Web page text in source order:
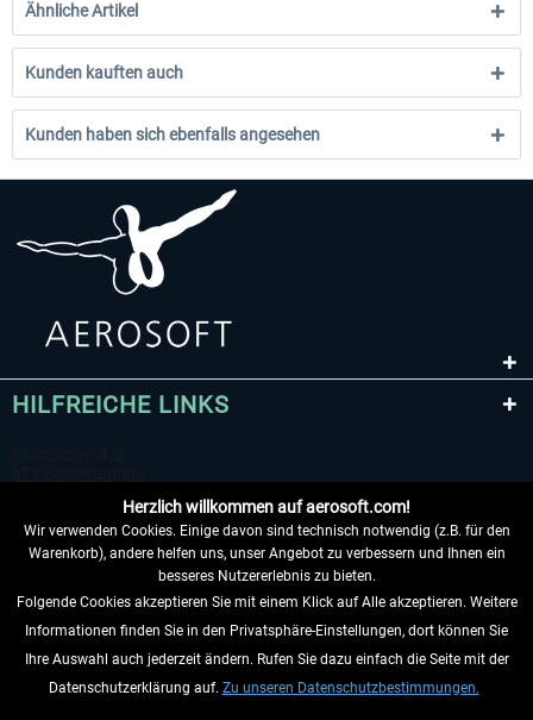
Ähnliche Artikel
Kunden kauften auch
Kunden haben sich ebenfalls angesehen
HILFREICHE LINKS
VERTRAG WIDERRUFEN
INFORMATIONEN
Herzlich willkommen auf aerosoft.com!
Wir verwenden Cookies. Einige davon sind technisch notwendig (z.B. für den
Warenkorb), andere helfen uns, unser Angebot zu verbessern und Ihnen ein
besseres Nutzererlebnis zu bieten.
Folgende Cookies akzeptieren Sie mit einem Klick auf Alle akzeptieren. Weitere
Informationen finden Sie in den Privatsphäre-Einstellungen, dort können Sie
Ihre Auswahl auch jederzeit ändern. Rufen Sie dazu einfach die Seite mit der
Datenschutzerklärung auf. Zu unseren Datenschutzbestimmungen.